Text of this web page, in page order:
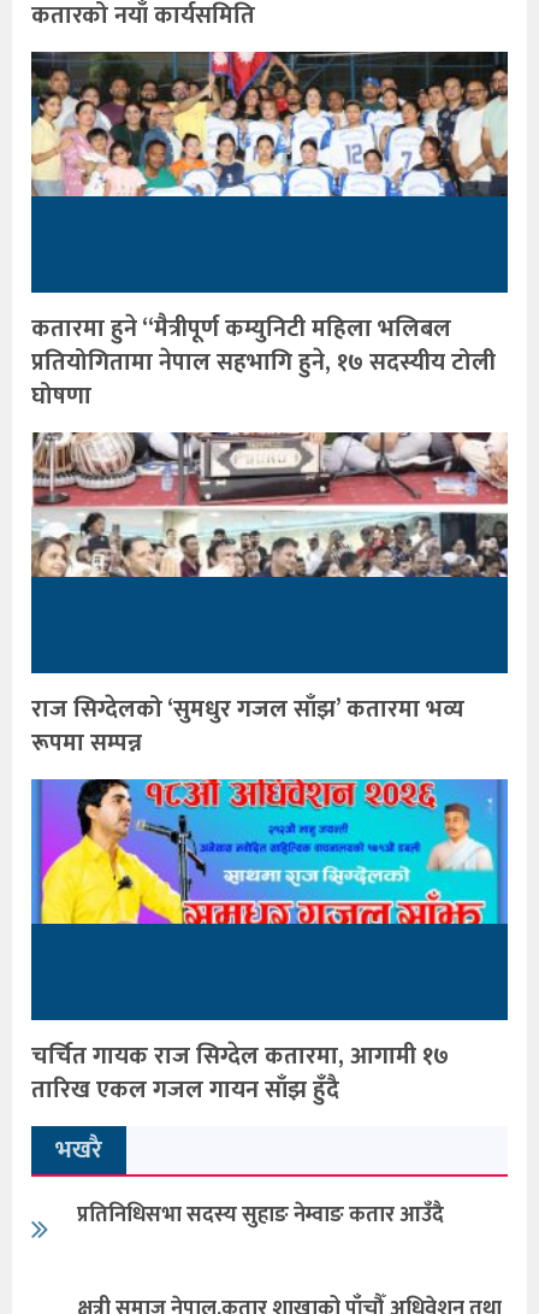
कतारको नयाँ कार्यसमिति
कतारमा हुने “मैत्रीपूर्ण कम्युनिटी महिला भलिबल
प्रतियोगितामा नेपाल सहभागि हुने, १७ सदस्यीय टोली
घोषणा
राज सिग्देलको ‘सुमधुर गजल साँझ’ कतारमा भव्य
रूपमा सम्पन्न
चर्चित गायक राज सिग्देल कतारमा, आगामी १७
तारिख एकल गजल गायन साँझ हुँदै
भखरै
प्रतिनिधिसभा सदस्य सुहाङ नेम्वाङ कतार आउँदै